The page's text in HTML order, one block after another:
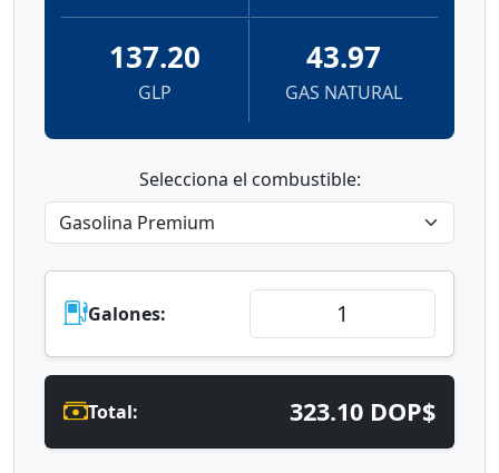
137.20
GLP
43.97
GAS NATURAL
Selecciona el combustible:
Galones:
Total: 323.10 DOP$